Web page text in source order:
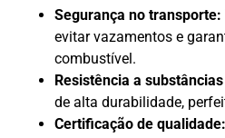
Segurança no transporte:
evitar vazamentos e
combustível.
Resistência a
de alta durabilidade,
Certificação de qualidade: